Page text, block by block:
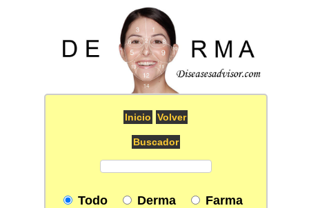
Inicio Volver
Buscador
Todo Derma Farma